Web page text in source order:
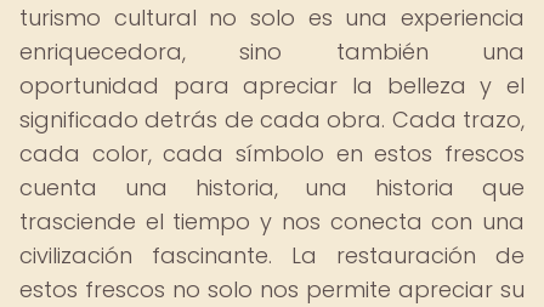
turismo cultural no solo es una experiencia
enriquecedora, sino también una
oportunidad para apreciar la belleza y el
significado detrás de cada obra. Cada trazo,
cada color, cada símbolo en estos frescos
cuenta una historia, una historia que
trasciende el tiempo y nos conecta con una
civilización fascinante. La restauración de
estos frescos no solo nos permite apreciar su